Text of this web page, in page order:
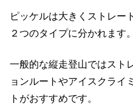
ピッケルは大きくストレー
２つのタイプに分かれます。
一般的な縦走登山ではスト
ョンルートやアイスクライ
トがおすすめです。